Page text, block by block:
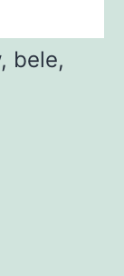
bele,